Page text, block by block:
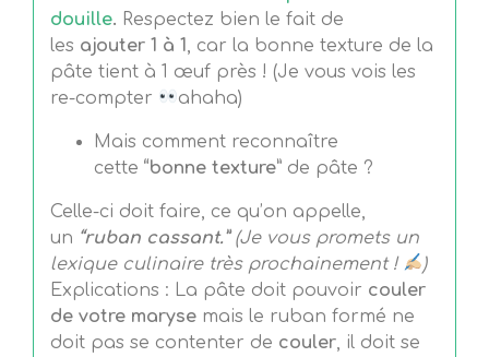
douille. Respectez bien le fait de
les ajouter 1 à 1, car la bonne texture de la
pâte tient à 1 œuf près ! (Je vous vois les
re-compter
ahaha)
Mais comment reconnaître
cette “bonne texture” de pâte ?
Celle-ci doit faire, ce qu’on appelle,
un “ruban cassant.” (Je vous promets un
lexique culinaire très prochainement !
)
Explications : La pâte doit pouvoir couler
de votre maryse mais le ruban formé ne
doit pas se contenter de couler, il doit se